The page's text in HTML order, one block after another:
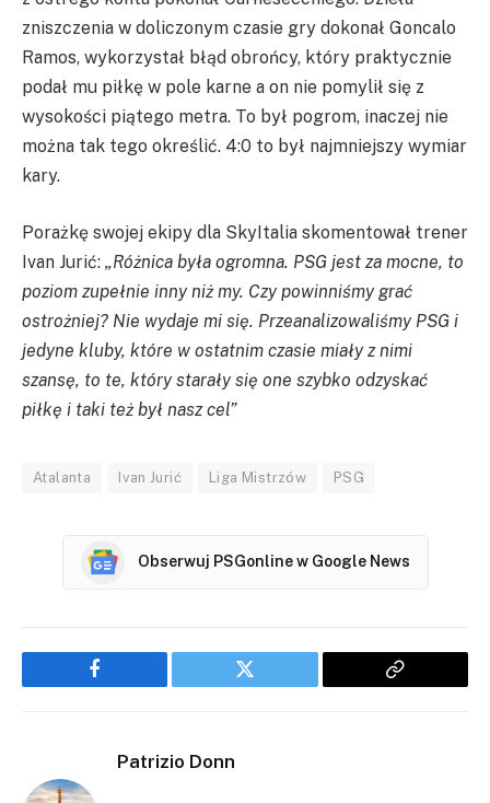
zniszczenia w doliczonym czasie gry dokonał Goncalo
Ramos, wykorzystał błąd obrońcy, który praktycznie
podał mu piłkę w pole karne a on nie pomylił się z
wysokości piątego metra. To był pogrom, inaczej nie
można tak tego określić. 4:0 to był najmniejszy wymiar
kary.
Porażkę swojej ekipy dla SkyItalia skomentował trener
Ivan Jurić: „Różnica była ogromna. PSG jest za mocne, to
poziom zupełnie inny niż my. Czy powinniśmy grać
ostrożniej? Nie wydaje mi się. Przeanalizowaliśmy PSG i
jedyne kluby, które w ostatnim czasie miały z nimi
szansę, to te, który starały się one szybko odzyskać
piłkę i taki też był nasz cel”
Atalanta Ivan Jurić Liga Mistrzów PSG
Obserwuj PSGonline w Google News
Facebook Twitter
Copy
Patrizio Donn